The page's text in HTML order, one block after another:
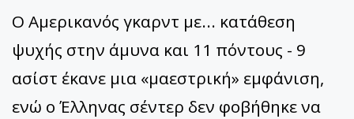
Ο Αμερικανός γκαρντ με... κατάθεση
ψυχής στην άμυνα και 11 πόντους - 9
ασίστ έκανε μια «μαεστρική» εμφάνιση,
ενώ ο Έλληνας σέντερ δεν φοβήθηκε να